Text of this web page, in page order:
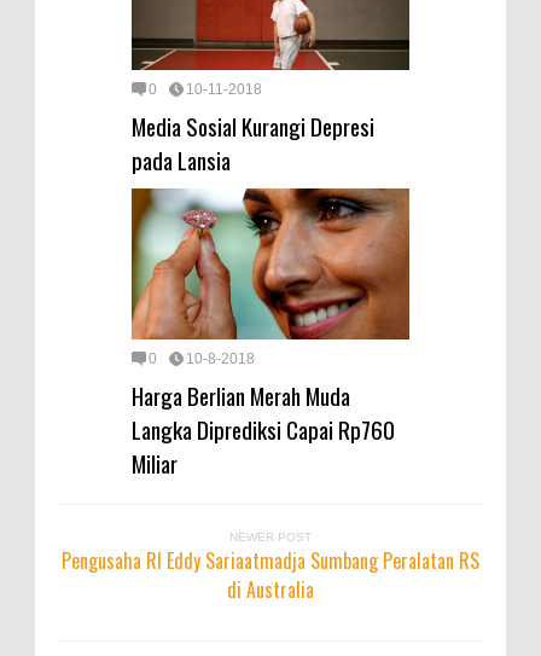
0 10-11-2018
Media Sosial Kurangi Depresi
pada Lansia
0 10-8-2018
Harga Berlian Merah Muda
Langka Diprediksi Capai Rp760
Miliar
NEWER POST
Pengusaha RI Eddy Sariaatmadja Sumbang Peralatan RS
di Australia